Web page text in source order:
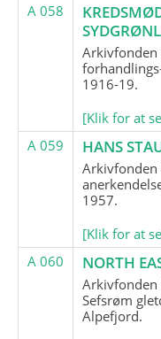
A 058
1916-19.
[Klik for at
A 059
HANS
Arkivfonden
1957.
[Klik for at
A 060
NORTH
Sefsrøm
Alpefjord.